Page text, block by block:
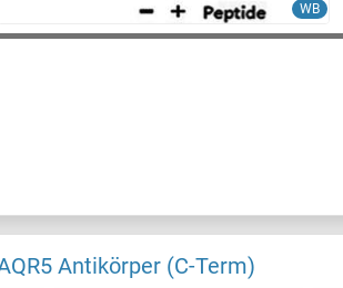
WB
Antikörper (C-Term)